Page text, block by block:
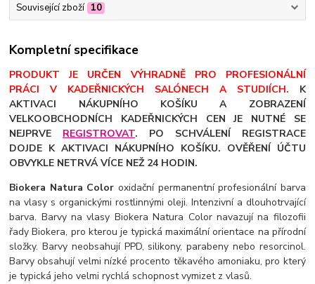
Související zboží 10
Kompletní specifikace
PRODUKT JE URČEN VÝHRADNĚ PRO PROFESIONÁLNÍ
PRÁCI V KADEŘNICKÝCH SALÓNECH A STUDIÍCH. K
AKTIVACI NÁKUPNÍHO KOŠÍKU A ZOBRAZENÍ
VELKOOBCHODNÍCH KADEŘNICKÝCH CEN JE NUTNÉ SE
NEJPRVE REGISTROVAT. PO SCHVÁLENÍ REGISTRACE
DOJDE K AKTIVACI NÁKUPNÍHO KOŠÍKU. OVĚŘENÍ ÚČTU
OBVYKLE NETRVÁ VÍCE NEŽ 24 HODIN.
Biokera Natura Color oxidační permanentní profesionální barva
na vlasy s organickými rostlinnými oleji. Intenzivní a dlouhotrvající
barva. Barvy na vlasy Biokera Natura Color navazují na filozofii
řady Biokera, pro kterou je typická maximální orientace na přírodní
složky. Barvy neobsahují PPD, silikony, parabeny nebo resorcinol.
Barvy obsahují velmi nízké procento těkavého amoniaku, pro který
je typická jeho velmi rychlá schopnost vymizet z vlasů.